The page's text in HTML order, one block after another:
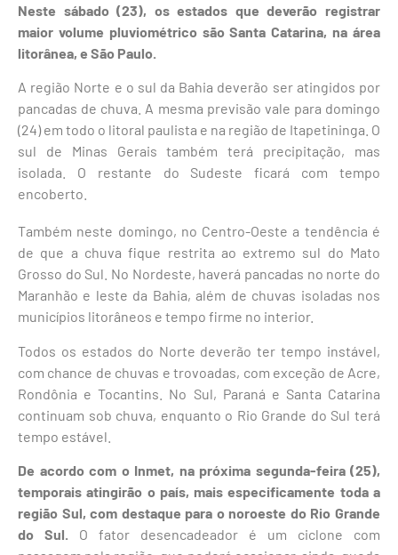
Neste sábado (23), os estados que deverão registrar
maior volume pluviométrico são Santa Catarina, na área
litorânea, e São Paulo.
A região Norte e o sul da Bahia deverão ser atingidos por
pancadas de chuva. A mesma previsão vale para domingo
(24) em todo o litoral paulista e na região de Itapetininga. O
sul de Minas Gerais também terá precipitação, mas
isolada. O restante do Sudeste ficará com tempo
encoberto.
Também neste domingo, no Centro-Oeste a tendência é
de que a chuva fique restrita ao extremo sul do Mato
Grosso do Sul. No Nordeste, haverá pancadas no norte do
Maranhão e leste da Bahia, além de chuvas isoladas nos
municípios litorâneos e tempo firme no interior.
Todos os estados do Norte deverão ter tempo instável,
com chance de chuvas e trovoadas, com exceção de Acre,
Rondônia e Tocantins. No Sul, Paraná e Santa Catarina
continuam sob chuva, enquanto o Rio Grande do Sul terá
tempo estável.
De acordo com o Inmet, na próxima segunda-feira (25),
temporais atingirão o país, mais especificamente toda a
região Sul, com destaque para o noroeste do Rio Grande
do Sul. O fator desencadeador é um ciclone com